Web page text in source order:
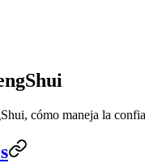
cómo maneja la